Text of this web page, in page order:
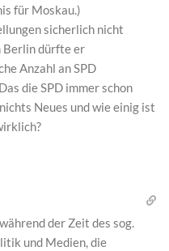
für Moskau.)
sicherlich nicht
Berlin dürfte er
Anzahl an SPD
die SPD immer schon
Neues und wie einig ist
der Zeit des sog.
und Medien, die